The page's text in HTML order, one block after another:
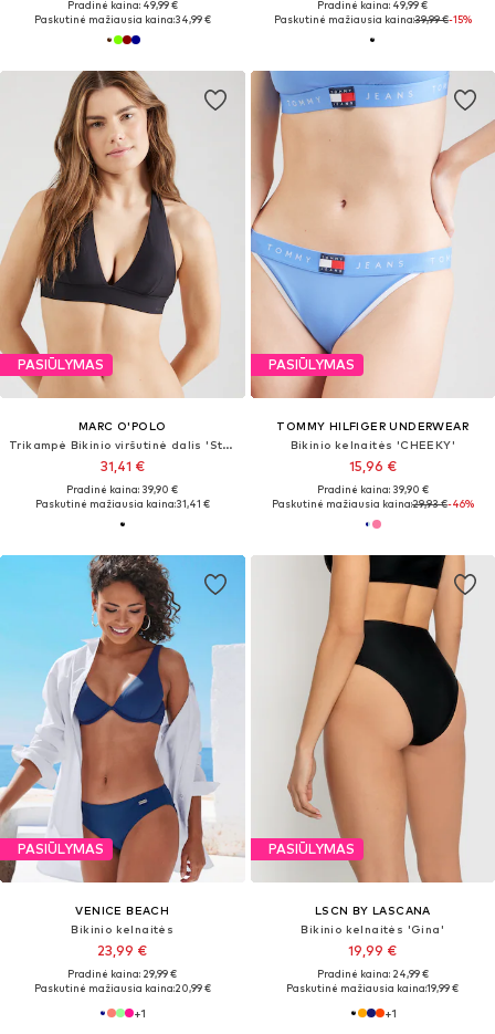
Pradinė kaina: 49,99 €
Paskutinė mažiausia kaina:34,99 €
Pradinė kaina: 49,99 €
Paskutinė mažiausia kaina:39,99 €-15%
PASIŪLYMAS
MARC O'POLO
Trikampė Bikinio viršutinė dalis 'Stockholm'
31,41 €
Pradinė kaina: 39,90 €
Paskutinė mažiausia kaina:31,41 €
PASIŪLYMAS
TOMMY HILFIGER UNDERWEAR
Bikinio kelnaitės 'CHEEKY'
15,96 €
Pradinė kaina: 39,90 €
Paskutinė mažiausia kaina:29,93 €-46%
PASIŪLYMAS
VENICE BEACH
Bikinio kelnaitės
23,99 €
Pradinė kaina: 29,99 €
Paskutinė mažiausia kaina:20,99 €
+1
PASIŪLYMAS
LSCN BY LASCANA
Bikinio kelnaitės 'Gina'
19,99 €
Pradinė kaina: 24,99 €
Paskutinė mažiausia kaina:19,99 €
+1